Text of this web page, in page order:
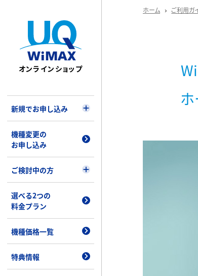
オンラインショップ
新規でお申し込み
機種変更の
お申し込み
ご検討中の方
選べる2つの
料金プラン
機種価格一覧
特典情報
ホーム ご利用ガ